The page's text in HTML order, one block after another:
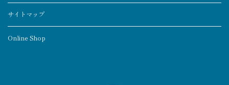
サイトマップ
Online Shop